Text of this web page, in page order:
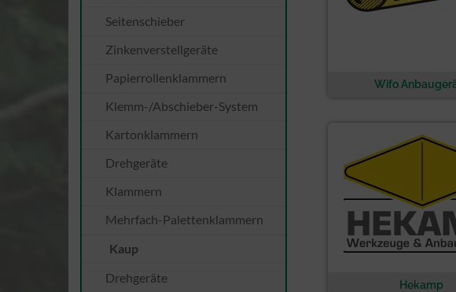
Seitenschieber
Zinkenverstellgeräte
Papierrollenklammern
Klemm-/Abschieber-System
Kartonklammern
Drehgeräte
Klammern
Mehrfach-Palettenklammern
Kaup
Drehgeräte
Wifo
Hekamp